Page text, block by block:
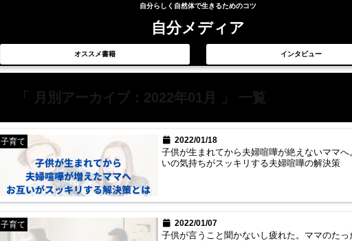
自分らしく自然体で生きるためのコツ
自分メディア
オススメ書籍 インタビュー
「 月別アーカイブ：2022年01月 」 一覧
子育て
2022/01/18
子供が生まれてから夫婦喧嘩が絶えないママへ
いの気持ちがスッキリする夫婦喧嘩の解決策
子育て
2022/01/07
子供が言うこと聞かないし疲れた。ママのたっ